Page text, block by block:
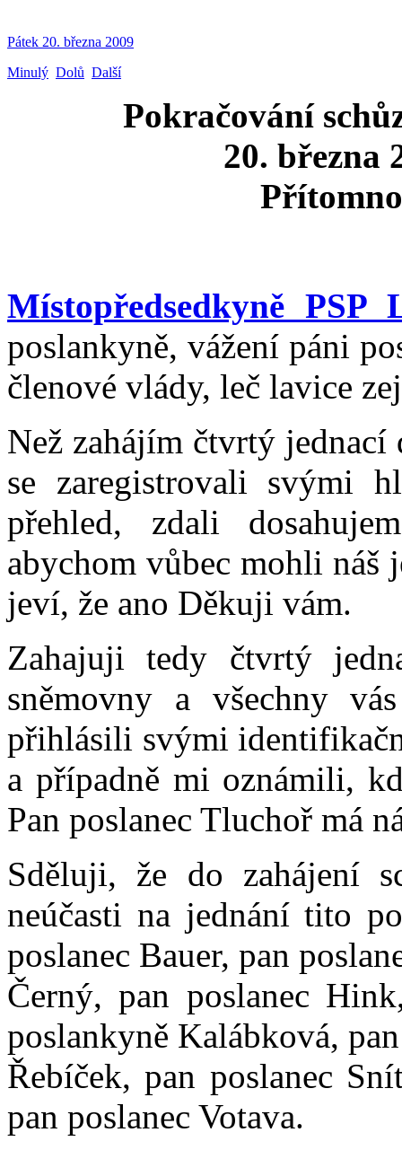
Pátek 20. března 2009
Minulý Dolů Další
Pokračování
20. března
Místopředsedkyně PSP
poslankyně, vážení páni
členové vlády, leč lavice
Než zahájím čtvrtý jednací
se zaregistrovali svými
přehled, zdali
abychom vůbec mohli náš
jeví, že ano Děkuji vám.
Zahajuji tedy čtvrtý
sněmovny a všechny
přihlásili svými
a případně mi oznámili,
Pan poslanec Tluchoř má
Sděluji, že do zahájení
neúčasti na jednání tito
poslanec Bauer, pan
Černý, pan poslanec
poslankyně Kalábková,
Řebíček, pan poslanec
pan poslanec Votava.